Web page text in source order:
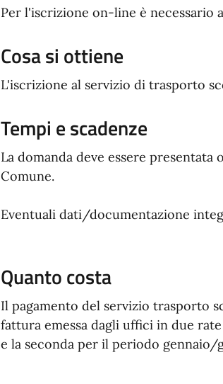
Per l'iscrizione on-line è necessario
Cosa si ottiene
L'iscrizione al servizio di trasporto
Tempi e scadenze
La domanda deve essere
Comune.
Eventuali dati/documentazione
Quanto costa
Il pagamento del servizio trasporto
fattura emessa dagli uffici in due
e la seconda per il periodo gennaio/